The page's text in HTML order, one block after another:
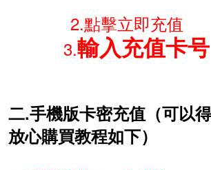
2.點擊立即充值
3.輸入充值卡号
二.手機版卡密充值（可以
放心購買教程如下）